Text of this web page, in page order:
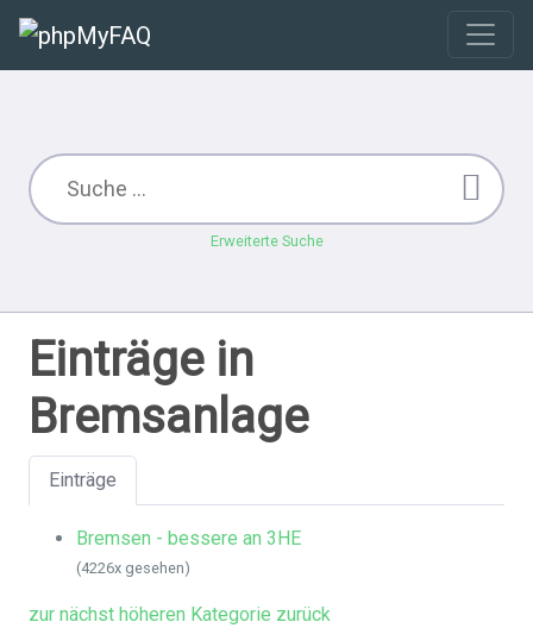
Erweiterte Suche
Einträge in
Bremsanlage
Einträge
Bremsen - bessere an 3HE
(4226x gesehen)
zur nächst höheren Kategorie zurück